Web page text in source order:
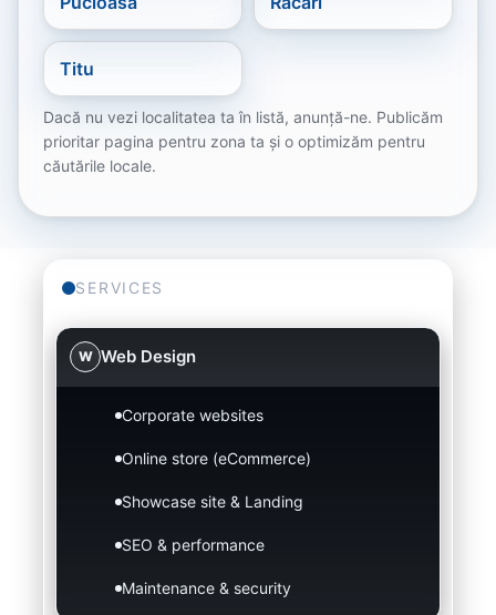
Titu
Dacă nu vezi localitatea ta în listă, anunță-ne. Publicăm
prioritar pagina pentru zona ta și o optimizăm pentru
căutările locale.
SERVICES
W Web Design
Corporate websites
Online store (eCommerce)
Showcase site & Landing
SEO & performance
Maintenance & security